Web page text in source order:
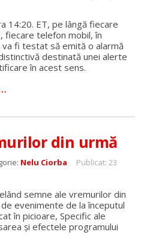
14:20. ET, pe lângă fiecare
fiecare telefon mobil, în
fi testat să emită o alarmă
destinată unei alerte
în acest sens.
din urmă
Nelu Ciorba
Publicat: 23
semne ale vremurilor din
evenimente de la începutul
în picioare, Specific ale
și efectele programului